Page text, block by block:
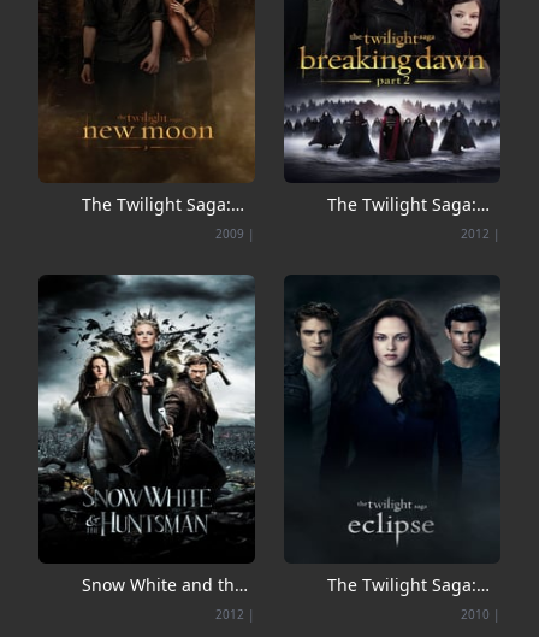
The Twilight Saga:
Breaking Dawn - Part|
2012
The Twilight Saga:
|
2009
The Twilight Saga:
|
2010
Snow White and the
|
2012